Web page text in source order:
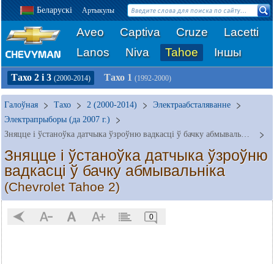
Беларускі Артыкулы
Aveo Captiva Cruze
Lacetti
Lanos
Niva Tahoe Іншы
Тахо 2 і 3 (2000-2014) Тахо 1 (1992-2000)
Галоўная Тахо 2 (2000-2014)
Электраабсталяванне
Электрапрыборы (да 2007 г.)
Зняцце і ўстаноўка датчыка ўзроўню вадкасці ў бачку абмывальніка
Зняцце і ўстаноўка датчыка ўзроўню
вадкасці ў бачку абмывальніка
(Chevrolet Tahoe 2)
0